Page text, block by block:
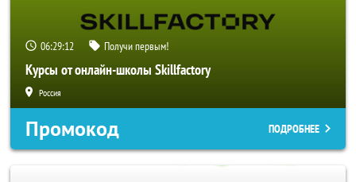
06:29:11 Получи первым!
Курсы от онлайн-школы Skillfactory
Россия
Промокод ПОДРОБНЕЕ